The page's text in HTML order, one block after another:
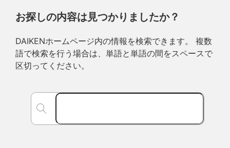
お探しの内容は見つかりましたか？
DAIKENホームページ内の情報を検索できます。 複数
語で検索を行う場合は、単語と単語の間をスペースで
区切ってください。